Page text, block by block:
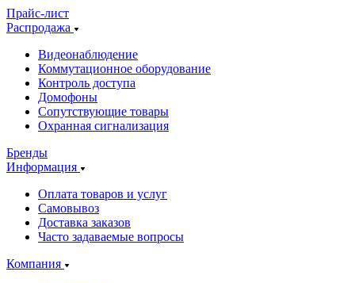
Прайс-лист
Распродажа
Видеонаблюдение
Коммутационное оборудование
Контроль доступа
Домофоны
Сопутствующие товары
Охранная сигнализация
Бренды
Информация
Оплата товаров и услуг
Самовывоз
Доставка заказов
Часто задаваемые вопросы
Компания